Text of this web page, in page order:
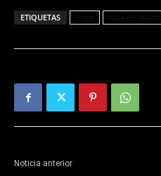
ETIQUETAS
Noticia anterior